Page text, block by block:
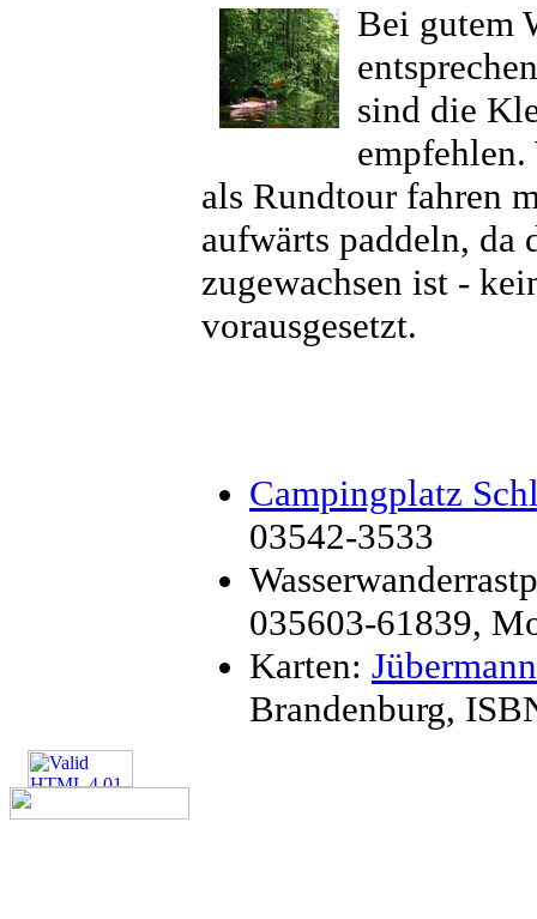
Bei gutem
sind die
empfehlen.
als Rundtour fahren
aufwärts paddeln, da
zugewachsen ist -
vorausgesetzt.
Campingplatz
03542-3533
035603-61839,
Karten:
Brandenburg,